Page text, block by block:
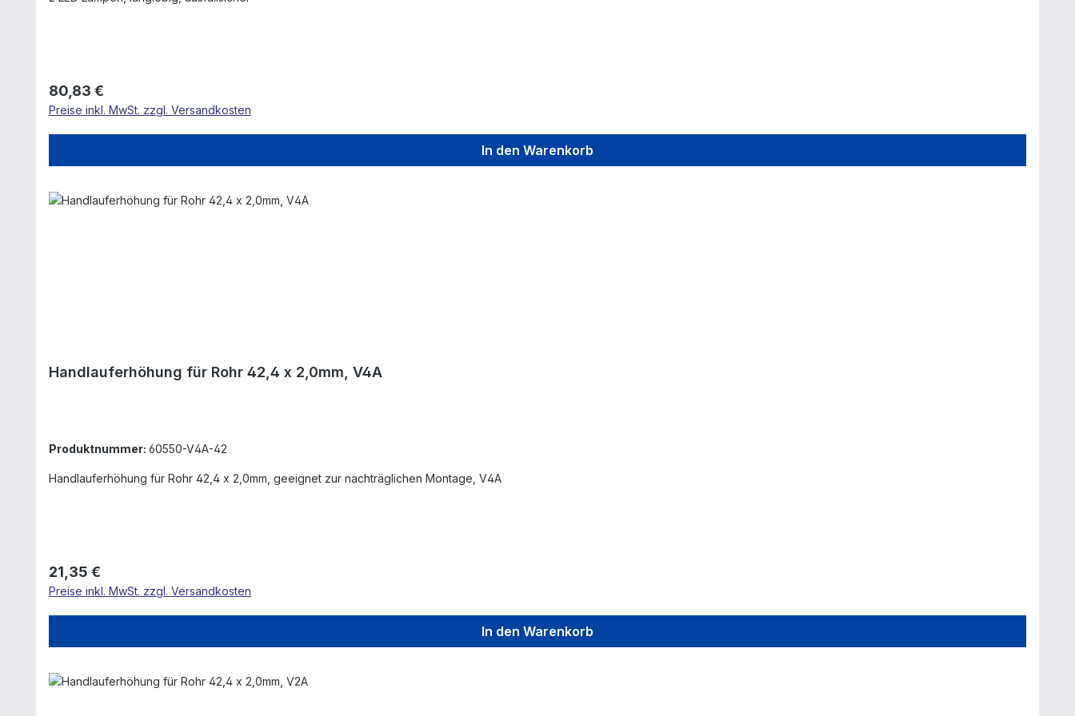
Regulärer Preis:
80,83 €
Preise inkl. MwSt. zzgl. Versandkosten
In den Warenkorb
Handlauferhöhung für Rohr 42,4 x 2,0mm, V4A
Produktnummer: 60550-V4A-42
Handlauferhöhung für Rohr 42,4 x 2,0mm, geeignet zur nachträglichen Montage, V4A
Regulärer Preis:
21,35 €
Preise inkl. MwSt. zzgl. Versandkosten
In den Warenkorb